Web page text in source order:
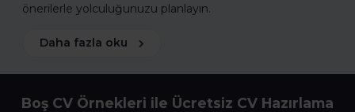
önerilerle yolculuğunuzu planlayın.
Daha fazla oku
Boş CV Örnekleri ile Ücretsiz CV Hazırlama